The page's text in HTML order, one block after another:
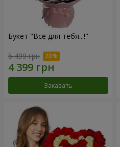
Букет "Все для тебя...!"
5 499 грн
Заказать